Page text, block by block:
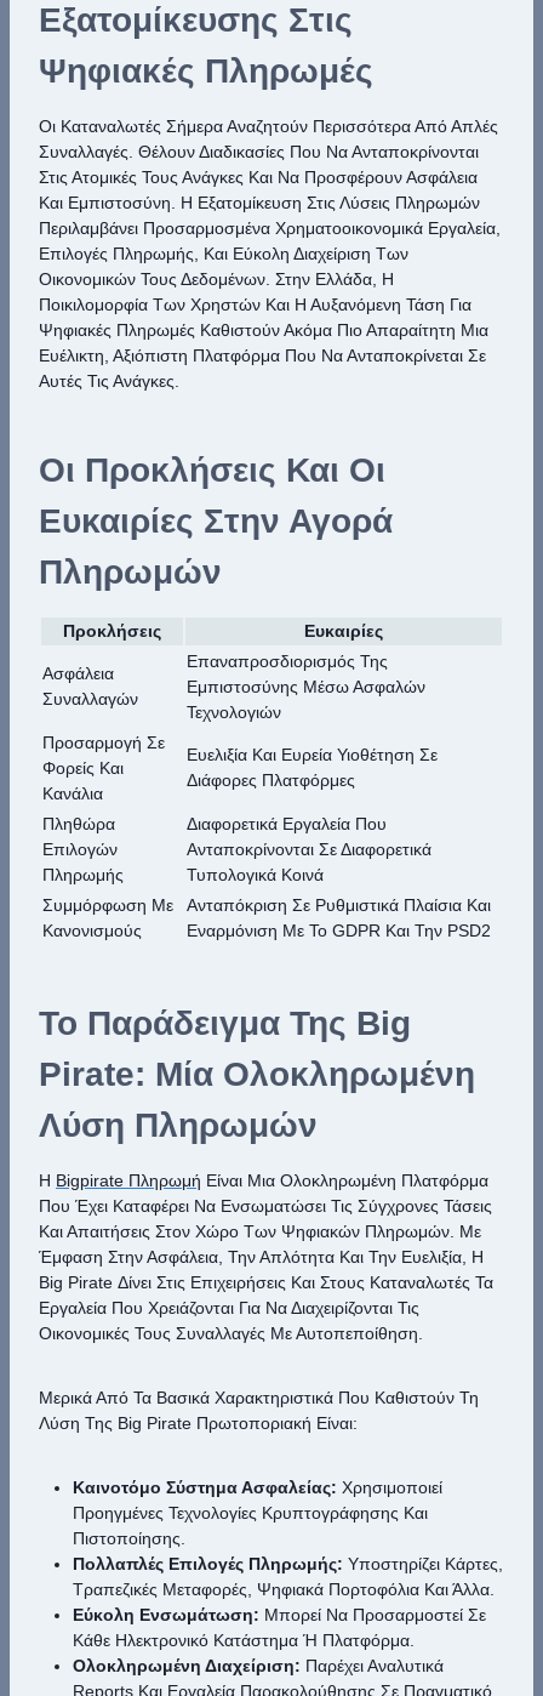
Εξατομίκευσης Στις
Ψηφιακές Πληρωμές
Οι Καταναλωτές Σήμερα Αναζητούν Περισσότερα Από Απλές
Συναλλαγές. Θέλουν Διαδικασίες Που Να Ανταποκρίνονται
Στις Ατομικές Τους Ανάγκες Και Να Προσφέρουν Ασφάλεια
Και Εμπιστοσύνη. Η Εξατομίκευση Στις Λύσεις Πληρωμών
Περιλαμβάνει Προσαρμοσμένα Χρηματοοικονομικά Εργαλεία,
Επιλογές Πληρωμής, Και Εύκολη Διαχείριση Των
Οικονομικών Τους Δεδομένων. Στην Ελλάδα, Η
Ποικιλομορφία Των Χρηστών Και Η Αυξανόμενη Τάση Για
Ψηφιακές Πληρωμές Καθιστούν Ακόμα Πιο Απαραίτητη Μια
Ευέλικτη, Αξιόπιστη Πλατφόρμα Που Να Ανταποκρίνεται Σε
Αυτές Τις Ανάγκες.
Οι Προκλήσεις Και Οι
Ευκαιρίες Στην Αγορά
Πληρωμών
Προκλήσεις Ευκαιρίες
Ασφάλεια
Συναλλαγών
Επαναπροσδιορισμός Της
Εμπιστοσύνης Μέσω Ασφαλών
Τεχνολογιών
Προσαρμογή Σε
Φορείς Και
Κανάλια
Ευελιξία Και Ευρεία Υιοθέτηση Σε
Διάφορες Πλατφόρμες
Πληθώρα
Επιλογών
Πληρωμής
Διαφορετικά Εργαλεία Που
Ανταποκρίνονται Σε Διαφορετικά
Τυπολογικά Κοινά
Συμμόρφωση Με
Κανονισμούς
Ανταπόκριση Σε Ρυθμιστικά Πλαίσια Και
Εναρμόνιση Με Το GDPR Και Την PSD2
Το Παράδειγμα Της Big
Pirate: Μία Ολοκληρωμένη
Λύση Πληρωμών
Η Bigpirate Πληρωμή Είναι Μια Ολοκληρωμένη Πλατφόρμα
Που Έχει Καταφέρει Να Ενσωματώσει Τις Σύγχρονες Τάσεις
Και Απαιτήσεις Στον Χώρο Των Ψηφιακών Πληρωμών. Με
Έμφαση Στην Ασφάλεια, Την Απλότητα Και Την Ευελιξία, Η
Big Pirate Δίνει Στις Επιχειρήσεις Και Στους Καταναλωτές Τα
Εργαλεία Που Χρειάζονται Για Να Διαχειρίζονται Τις
Οικονομικές Τους Συναλλαγές Με Αυτοπεποίθηση.
Μερικά Από Τα Βασικά Χαρακτηριστικά Που Καθιστούν Τη
Λύση Της Big Pirate Πρωτοποριακή Είναι:
Καινοτόμο Σύστημα Ασφαλείας: Χρησιμοποιεί
Προηγμένες Τεχνολογίες Κρυπτογράφησης Και
Πιστοποίησης.
Πολλαπλές Επιλογές Πληρωμής: Υποστηρίζει Κάρτες,
Τραπεζικές Μεταφορές, Ψηφιακά Πορτοφόλια Και Άλλα.
Εύκολη Ενσωμάτωση: Μπορεί Να Προσαρμοστεί Σε
Κάθε Ηλεκτρονικό Κατάστημα Ή Πλατφόρμα.
Ολοκληρωμένη Διαχείριση: Παρέχει Αναλυτικά
Reports Και Εργαλεία Παρακολούθησης Σε Πραγματικό